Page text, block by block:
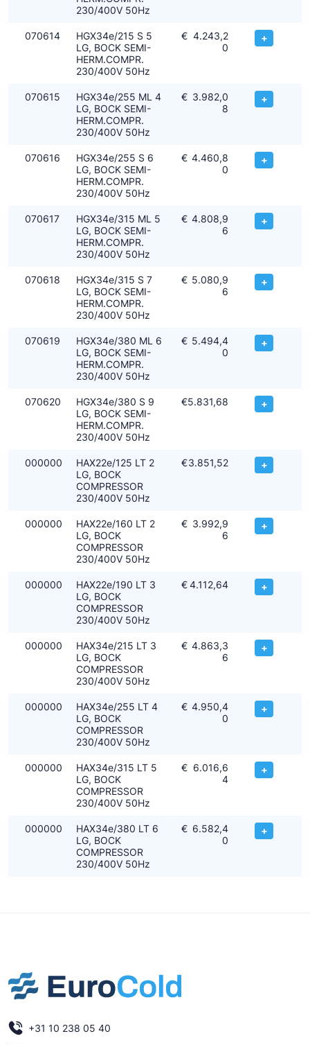
230/400V 50Hz
070614
HGX34e/215 S 5
LG, BOCK SEMI-
HERM.COMPR.
230/400V 50Hz
€ 4.243,2
0
+
070615
HGX34e/255 ML 4
LG, BOCK SEMI-
HERM.COMPR.
230/400V 50Hz
€ 3.982,0
8
+
070616
HGX34e/255 S 6
LG, BOCK SEMI-
HERM.COMPR.
230/400V 50Hz
€ 4.460,8
0
+
070617
HGX34e/315 ML 5
LG, BOCK SEMI-
HERM.COMPR.
230/400V 50Hz
€ 4.808,9
6
+
070618
HGX34e/315 S 7
LG, BOCK SEMI-
HERM.COMPR.
230/400V 50Hz
€ 5.080,9
6
+
070619
HGX34e/380 ML 6
LG, BOCK SEMI-
HERM.COMPR.
230/400V 50Hz
€ 5.494,4
0
+
070620
HGX34e/380 S 9
LG, BOCK SEMI-
HERM.COMPR.
230/400V 50Hz
€5.831,68 +
000000
HAX22e/125 LT 2
LG, BOCK
COMPRESSOR
230/400V 50Hz
€3.851,52 +
000000
HAX22e/160 LT 2
LG, BOCK
COMPRESSOR
230/400V 50Hz
€ 3.992,9
6
+
000000
HAX22e/190 LT 3
LG, BOCK
COMPRESSOR
230/400V 50Hz
€4.112,64 +
000000
HAX34e/215 LT 3
LG, BOCK
COMPRESSOR
230/400V 50Hz
€ 4.863,3
6
+
000000
HAX34e/255 LT 4
LG, BOCK
COMPRESSOR
230/400V 50Hz
€ 4.950,4
0
+
000000
HAX34e/315 LT 5
LG, BOCK
COMPRESSOR
230/400V 50Hz
€ 6.016,6
4
+
000000
HAX34e/380 LT 6
LG, BOCK
COMPRESSOR
230/400V 50Hz
€ 6.582,4
0
+
+31 10 238 05 40